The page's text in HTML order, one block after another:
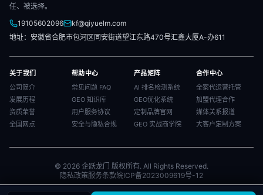
任、被选择。
19105602096
kf@qiyuelm.com
地址：安徽省合肥市包河区同安街道望江东路470号汇鑫大厦A-办611
关于我们
公司简介
发展历程
资质荣誉
全国网点
帮助中心
常见问题 FAQ
GEO 知识库
用户服务协议
安全与隐私合规
产品矩阵
AI 排名检测系统
GEO优化系统
定制品牌官网
GEO 实战商学院
合作中心
全案代运营托管
加盟代理合作
媒体关系报道
大客户定制方案
© 2026 企跃龙门 版权所有. All Rights Reserved.
隐私政策服务条款皖ICP备2023009619号-12